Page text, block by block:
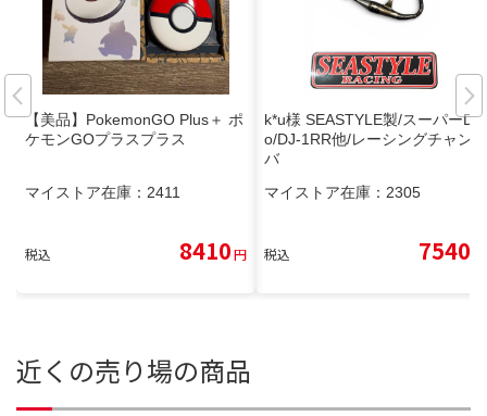
【美品】PokemonGO Plus＋ ポ
ケモンGOプラスプラス
マイストア在庫： 2411
税込 8410円
k*u様 SEASTYLE製/スーパーDi
o/DJ-1RR他/レーシングチャン
バ
マイストア在庫： 2305
税込 7540
近くの売り場の商品